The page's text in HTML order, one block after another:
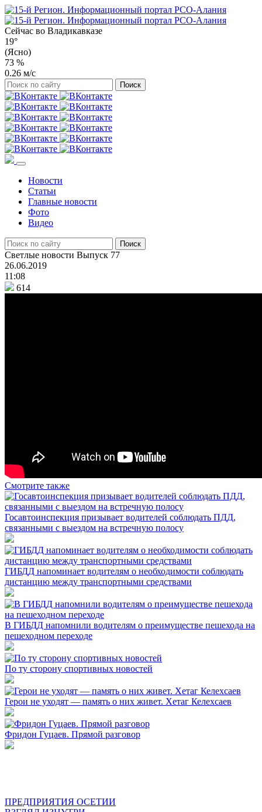
Сейчас во Владикавказе
19°
(Ясно)
73 %
0.26 м/с
Новости
Статьи
Главные новости
Фото
Видео
Светлые новости Выпуск 77
26.06.2019
11:08
614
Смотрите также
Госавтоинспекция призывает водителей соблюдать ПДД,
связанными с выездом на встречную полосу
ГИБДД напоминает водителям о необходимости соблюдать
дистанцию между транспортными средствами
В ГИБДД напомнили водителям о преимуществе пешехода на
пешеходном переходе
По ту сторону спортивных новостей
Герои не уходят — память о них живет. Хетаг Келехсаев
Фридон Гуцаев. Прямой разговор
ПРЕДПРИЯТИЯ ОСЕТИИ